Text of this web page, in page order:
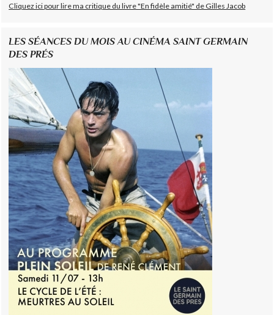
Cliquez ici pour lire ma critique du livre "En fidèle amitié" de Gilles Jacob
LES SÉANCES DU MOIS AU CINÉMA SAINT GERMAIN
DES PRÉS